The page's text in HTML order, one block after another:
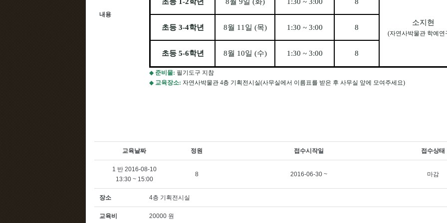
내용
소지현
(자연사박물관 학예연
초등 3-4학년 8월 11 일 (목) 1:30 ~ 3:00 8
초등 5-6학년 8월 10일 (수) 1:30 ~ 3:00 8
◆ 준비물: 필기도구 지참
◆ 교육장소: 자연사박물관 4층 기획전시실(사무실에서 이름표를 받은 후 사무실 앞에 모여주세요)
교육날짜 정원 접수시작일 접수상태
1 반 2016-08-10
13:30 ~ 15:00
8 2016-06-30 ~ 마감
장소 4층 기획전시실
교육비 20000 원